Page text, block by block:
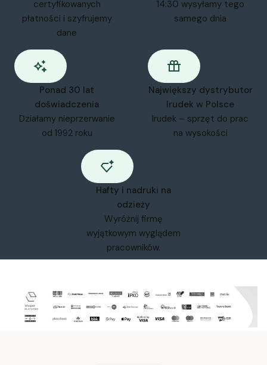
certyfikowanych
płatności i szyfrujemy
dane
14:30 wysyłamy tego
samego dnia
Ponad 30 lat
doświadczenia
Działamy nieprzerwanie
od 1992 roku
Największy dystrybutor
Irudek w Polsce
Irudek – sprzęt do prac
na wysokości
Hafty i nadruki na
odzieży
Wyróżnij firmę
wyjątkowym wyglądem
pracowników.